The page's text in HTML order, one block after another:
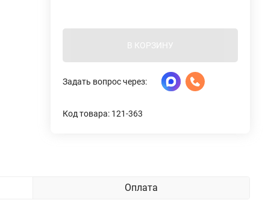
В КОРЗИНУ
Задать вопрос через:
Код товара: 121-363
Оплата